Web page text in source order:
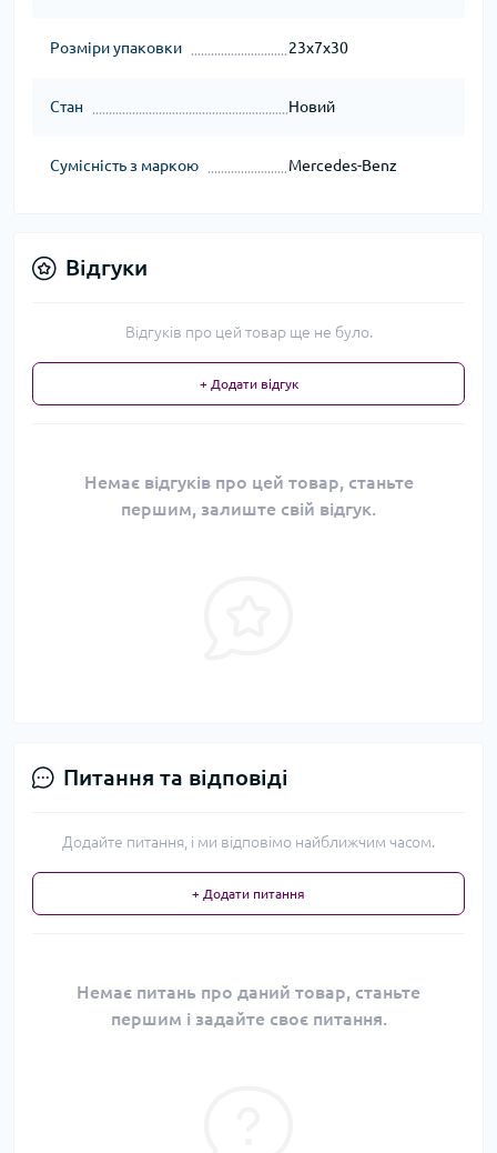
Розміри упаковки 23x7x30
Стан Новий
Сумісність з маркою Mercedes-Benz
Відгуки
Відгуків про цей товар ще не було.
+ Додати відгук
Немає відгуків про цей товар, станьте
першим, залиште свій відгук.
Питання та відповіді
Додайте питання, і ми відповімо найближчим часом.
+ Додати питання
Немає питань про даний товар, станьте
першим і задайте своє питання.